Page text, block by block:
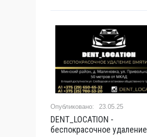
23.05.25
DENT_LOCATION -
беспокрасочное удаление